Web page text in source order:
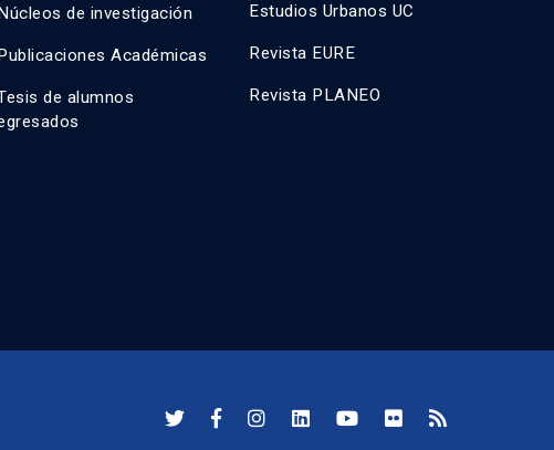
de investigación
Académicas
de alumnos
Estudios Urbanos UC
Revista EURE
Revista PLANEO